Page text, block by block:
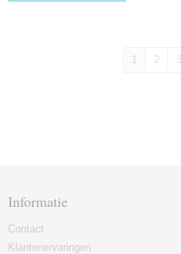
1 2 3
Informatie
Contact
Klantenervaringen